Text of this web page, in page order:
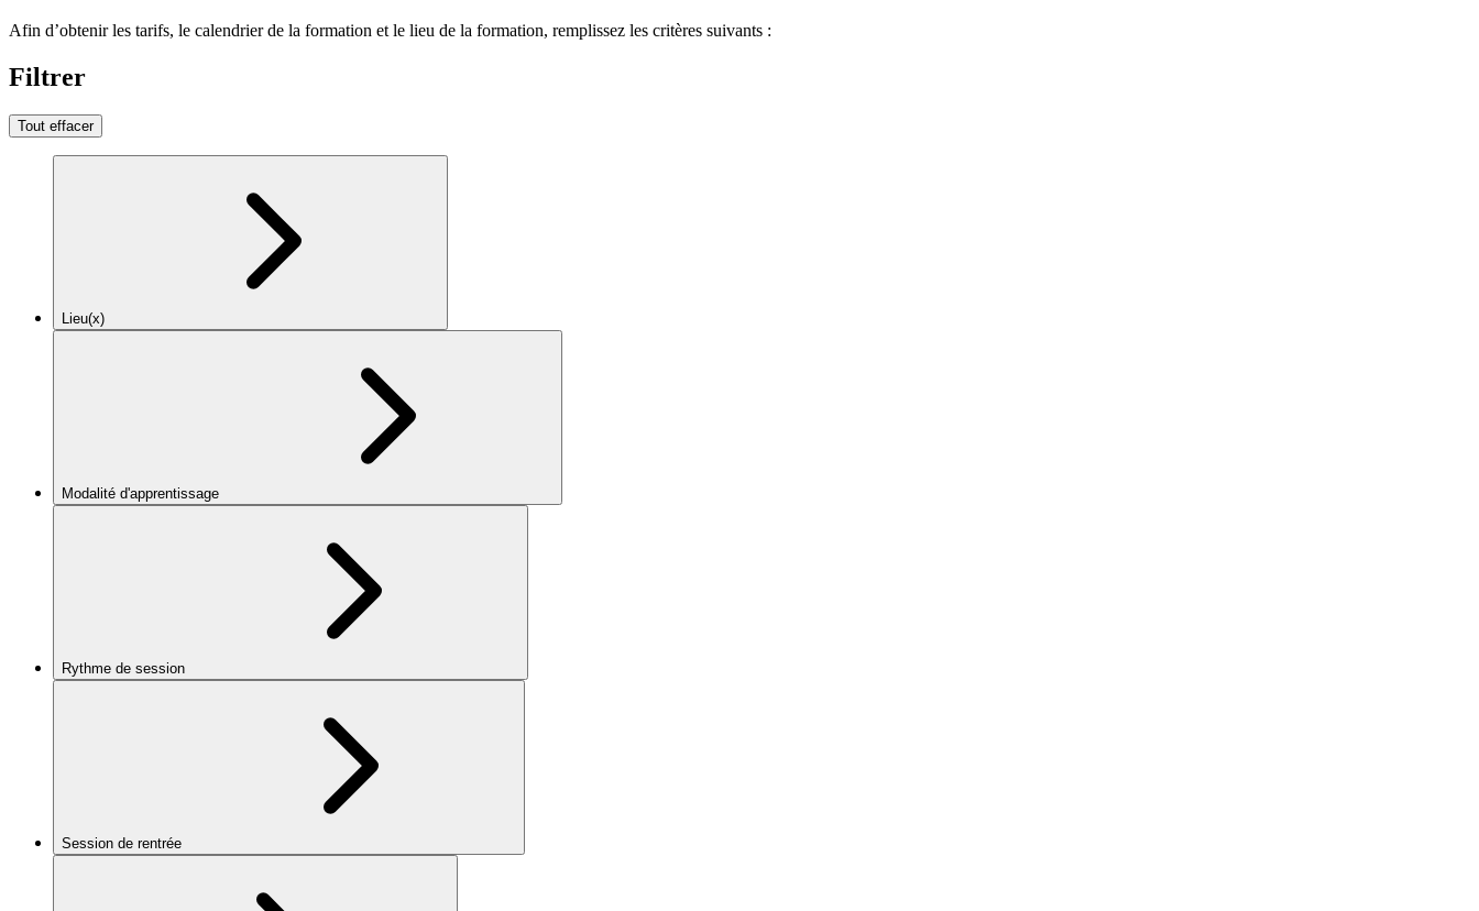
Afin d’obtenir les tarifs, le calendrier de la formation et le lieu de la formation, remplissez les critères suivants :
Filtrer
Tout effacer
Lieu(x)
Modalité d'apprentissage
Rythme de session
Session de rentrée